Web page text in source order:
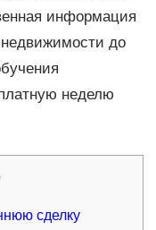
информация
до
неделю
сделку